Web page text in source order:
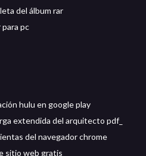
del álbum rar
pc
hulu en google play
extendida del arquitecto pdf_
del navegador chrome
sitio web gratis